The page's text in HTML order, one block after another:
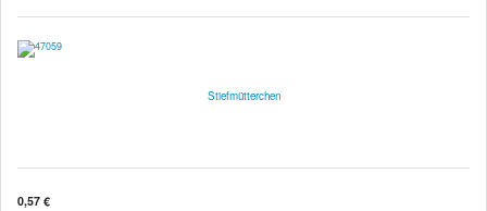
Stiefmütterchen
0,57 €